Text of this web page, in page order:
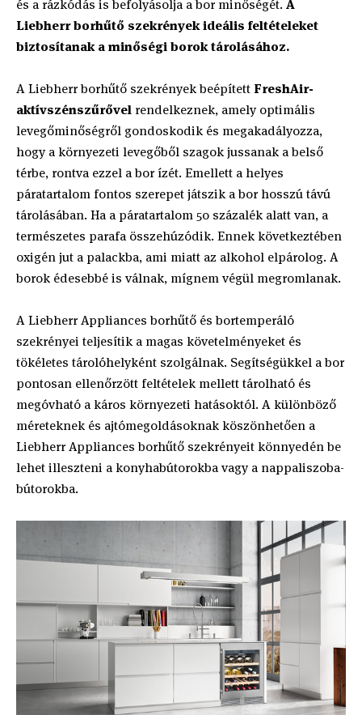
és a rázkódás is befolyásolja a bor minőségét. A
Liebherr borhűtő szekrények ideális feltételeket
biztosítanak a minőségi borok tárolásához.
A Liebherr borhűtő szekrények beépített FreshAir-
aktívszénszűrővel rendelkeznek, amely optimális
levegőminőségről gondoskodik és megakadályozza,
hogy a környezeti levegőből szagok jussanak a belső
térbe, rontva ezzel a bor ízét. Emellett a helyes
páratartalom fontos szerepet játszik a bor hosszú távú
tárolásában. Ha a páratartalom 50 százalék alatt van, a
természetes parafa összehúzódik. Ennek következtében
oxigén jut a palackba, ami miatt az alkohol elpárolog. A
borok édesebbé is válnak, mígnem végül megromlanak.
A Liebherr Appliances borhűtő és bortemperáló
szekrényei teljesítik a magas követelményeket és
tökéletes tárolóhelyként szolgálnak. Segítségükkel a bor
pontosan ellenőrzött feltételek mellett tárolható és
megóvható a káros környezeti hatásoktól. A különböző
méreteknek és ajtómegoldásoknak köszönhetően a
Liebherr Appliances borhűtő szekrényeit könnyedén be
lehet illeszteni a konyhabútorokba vagy a nappaliszoba-
bútorokba.